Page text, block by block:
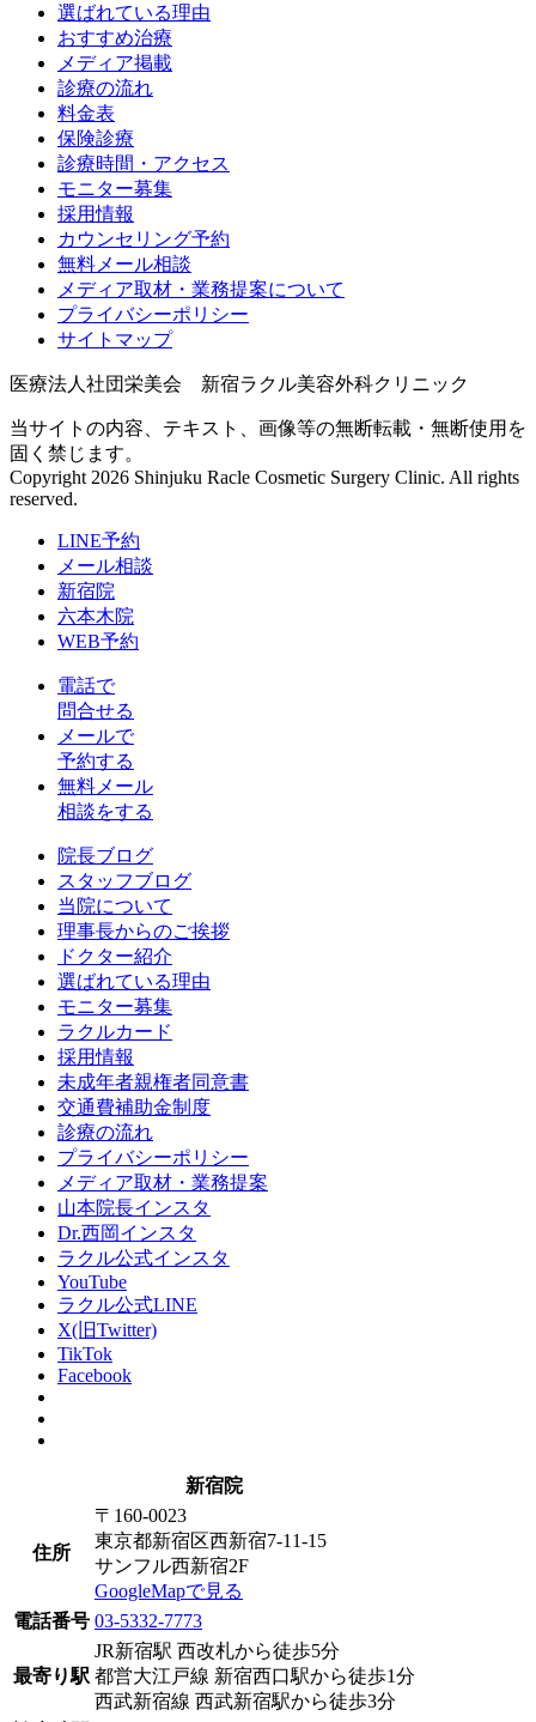
選ばれている理由
おすすめ治療
メディア掲載
診療の流れ
料金表
保険診療
診療時間・アクセス
モニター募集
採用情報
カウンセリング予約
無料メール相談
メディア取材・業務提案について
プライバシーポリシー
サイトマップ
医療法人社団栄美会 新宿ラクル美容外科クリニック
当サイトの内容、テキスト、画像等の無断転載・無断使用を
固く禁じます。
Copyright 2026 Shinjuku Racle Cosmetic Surgery Clinic. All rights
reserved.
LINE予約
メール相談
新宿院
六本木院
WEB予約
電話で
問合せる
メールで
予約する
無料メール
相談をする
院長ブログ
スタッフブログ
当院について
理事長からのご挨拶
ドクター紹介
選ばれている理由
モニター募集
ラクルカード
採用情報
未成年者親権者同意書
交通費補助金制度
診療の流れ
プライバシーポリシー
メディア取材・業務提案
山本院長インスタ
Dr.西岡インスタ
ラクル公式インスタ
YouTube
ラクル公式LINE
X(旧Twitter)
TikTok
Facebook
新宿院
住所
〒160-0023
東京都新宿区西新宿7-11-15
サンフル西新宿2F
GoogleMapで見る
電話番号 03-5332-7773
最寄り駅
JR新宿駅 西改札から徒歩5分
都営大江戸線 新宿西口駅から徒歩1分
西武新宿線 西武新宿駅から徒歩3分